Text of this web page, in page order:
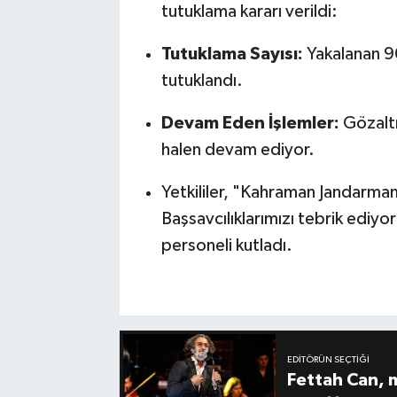
tutuklama kararı verildi:
Tutuklama Sayısı: Yakalanan
tutuklandı.
Devam Eden İşlemler:
halen devam ediyor.
Yetkililer, "Kahraman
Başsavcılıklarımızı tebrik
personeli kutladı.
EDITÖRÜN SEÇTIĞI
Fettah Can,